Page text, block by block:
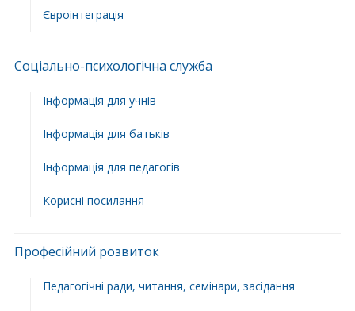
Євроінтеграція
Соціально-психологічна служба
Інформація для учнів
Інформація для батьків
Інформація для педагогів
Корисні посилання
Професійний розвиток
Педагогічні ради, читання, семінари, засідання